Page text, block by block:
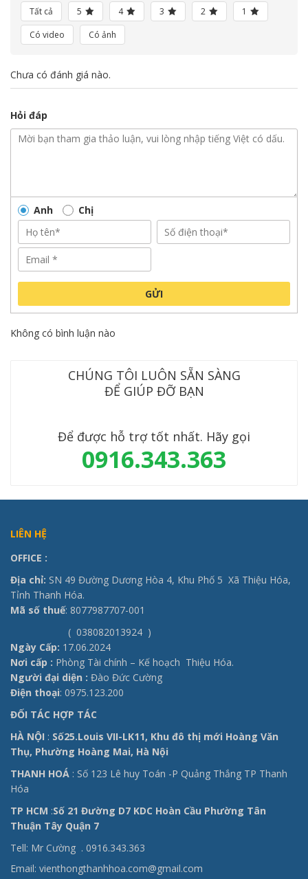
Tất cả 5 4 3 2
1
Có video
Có ảnh
Chưa có đánh giá nào.
Hỏi đáp
Anh Chị
GỬI
Không có bình luận nào
CHÚNG TÔI LUÔN SẴN SÀNG
ĐỂ GIÚP ĐỠ BẠN
Để được hỗ trợ tốt nhất. Hãy gọi
0916.343.363
LIÊN HỆ
OFFICE :
Địa chỉ: SN 49 Đường Dương Hòa 4, Khu Phố 5 Xã Thiệu Hóa,
Tỉnh Thanh Hóa.
Mã số thuế: 8077987707-001
( 038082013924 )
Ngày Cấp: 17.06.2024
Nơi cấp : Phòng Tài chính – Kế hoạch Thiệu Hóa.
Người đại diện : Đào Đức Cường
Điện thoại: 0975.123.200
ĐỐI TÁC HỢP TÁC
HÀ NỘI : Số25.Louis VII-LK11, Khu đô thị mới Hoàng Văn
Thụ, Phường Hoàng Mai, Hà Nội
THANH HOÁ : Số 123 Lê huy Toán -P Quảng Thắng TP Thanh
Hóa
TP HCM :Số 21 Đường D7 KDC Hoàn Cầu Phường Tân
Thuận Tây Quận 7
Tell: Mr Cường . 0916.343.363
Email: vienthongthanhhoa.com@gmail.com